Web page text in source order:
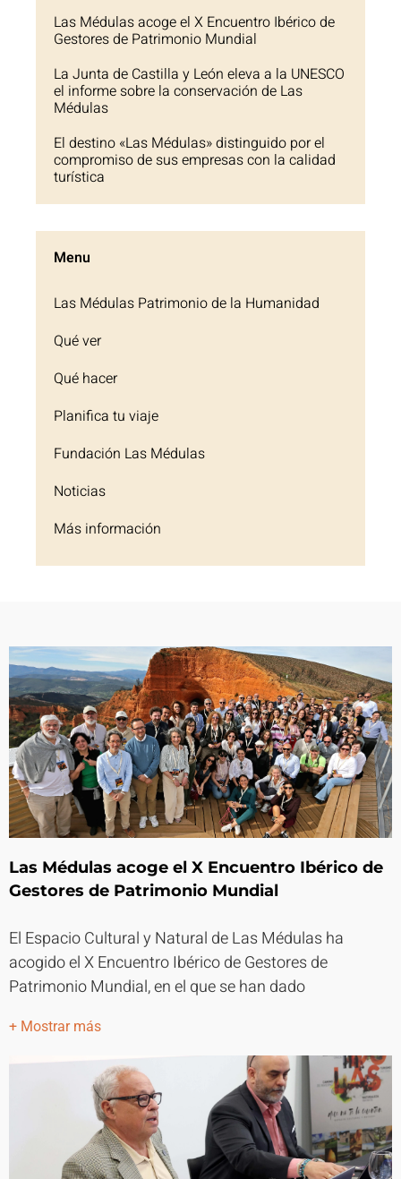
Las Médulas acoge el X Encuentro Ibérico de
Gestores de Patrimonio Mundial
La Junta de Castilla y León eleva a la UNESCO
el informe sobre la conservación de Las
Médulas
El destino «Las Médulas» distinguido por el
compromiso de sus empresas con la calidad
turística
Menu
Las Médulas Patrimonio de la Humanidad
Qué ver
Qué hacer
Planifica tu viaje
Fundación Las Médulas
Noticias
Más información
Las Médulas acoge el X Encuentro Ibérico de
Gestores de Patrimonio Mundial
El Espacio Cultural y Natural de Las Médulas ha
acogido el X Encuentro Ibérico de Gestores de
Patrimonio Mundial, en el que se han dado
+ Mostrar más